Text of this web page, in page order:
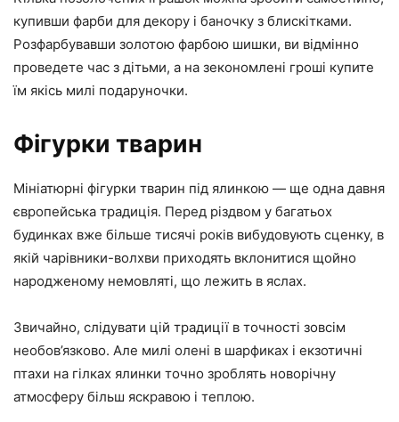
купивши фарби для декору і баночку з блискітками.
Розфарбувавши золотою фарбою шишки, ви відмінно
проведете час з дітьми, а на зекономлені гроші купите
їм якісь милі подаруночки.
Фігурки тварин
Мініатюрні фігурки тварин під ялинкою — ще одна давня
європейська традиція. Перед різдвом у багатьох
будинках вже більше тисячі років вибудовують сценку, в
якій чарівники-волхви приходять вклонитися щойно
народженому немовляті, що лежить в яслах.
Звичайно, слідувати цій традиції в точності зовсім
необов’язково. Але милі олені в шарфиках і екзотичні
птахи на гілках ялинки точно зроблять новорічну
атмосферу більш яскравою і теплою.